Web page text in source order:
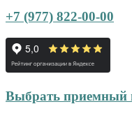
+7 (977) 822-00-00
Выбрать приемный